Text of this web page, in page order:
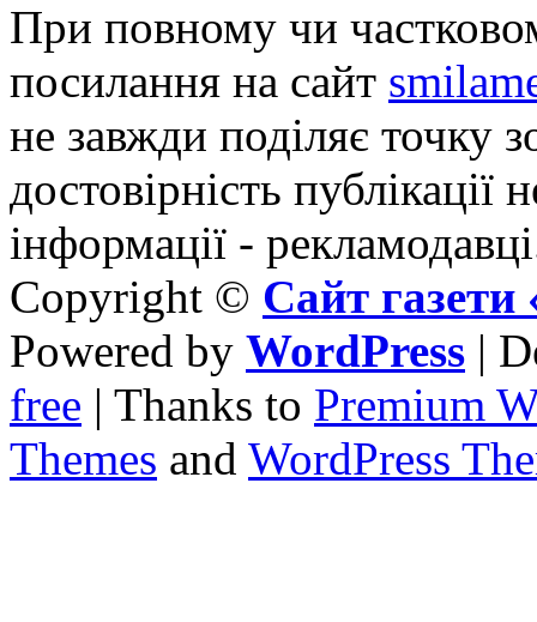
При повному чи
посилання на сайт
не завжди поділяє точку
достовірність публікації
інформації -
Copyright © Сайт
Powered by WordPress |
free | Thanks to Premium
Themes and WordPress